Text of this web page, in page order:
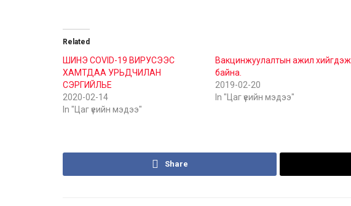
Related
ШИНЭ COVID-19 ВИРУСЭЭС
ХАМТДАА УРЬДЧИЛАН
СЭРГИЙЛЬЕ
2020-02-14
In "Цаг үеийн мэдээ"
Вакцинжуулалтын ажил хийгдэж
байна.
2019-02-20
In "Цаг үеийн мэдээ"
Share